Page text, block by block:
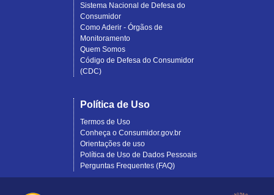
Sistema Nacional de Defesa do
Consumidor
Como Aderir - Órgãos de
Monitoramento
Quem Somos
Código de Defesa do Consumidor
(CDC)
Política de Uso
Termos de Uso
Conheça o Consumidor.gov.br
Orientações de uso
Política de Uso de Dados Pessoais
Perguntas Frequentes (FAQ)